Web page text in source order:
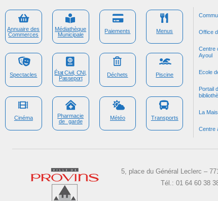
Annuaire des
Commerces
Spectacles
Cinéma
Médiathèque
Municipale
État Civil, CNI,
Passeport
Pharmacie
de garde
Paiements
Déchets
Météo
Menus
Piscine
Transports
Office
Centre
Ayoul
Ecole
Portail
La
Centre
5, place du Général Leclerc –
Tél.: 01 64 60 38